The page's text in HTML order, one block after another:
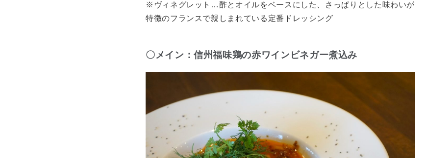
※ヴィネグレット…酢とオイルをベースにした、さっぱりとした味わいが
特徴のフランスで親しまれている定番ドレッシング
〇メイン：信州福味鶏の赤ワインビネガー煮込み